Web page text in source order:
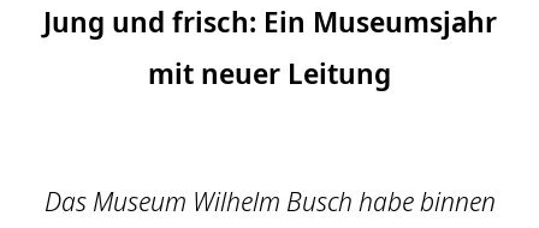
Jung und frisch: Ein Museumsjahr
mit neuer Leitung
Das Museum Wilhelm Busch habe binnen